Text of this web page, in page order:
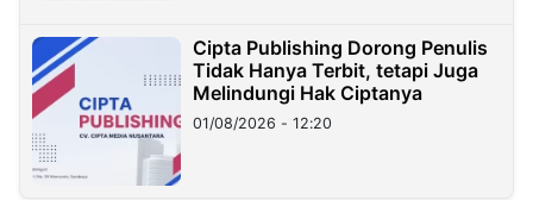
Cipta Publishing Dorong Penulis
Tidak Hanya Terbit, tetapi Juga
Melindungi Hak Ciptanya
01/08/2026 - 12:20